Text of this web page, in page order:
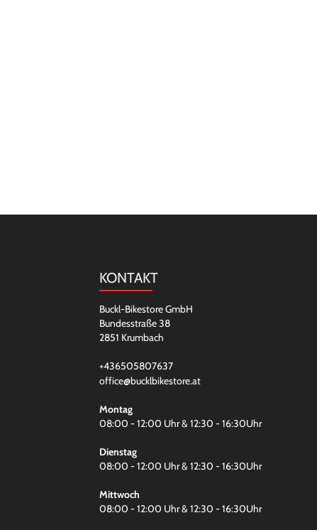
KONTAKT
Buckl-Bikestore GmbH
Bundesstraße 38
2851 Krumbach
+436505807637
office@bucklbikestore.at
Montag
08:00 - 12:00 Uhr & 12:30 - 16:30Uhr
Dienstag
08:00 - 12:00 Uhr & 12:30 - 16:30Uhr
Mittwoch
08:00 - 12:00 Uhr & 12:30 - 16:30Uhr